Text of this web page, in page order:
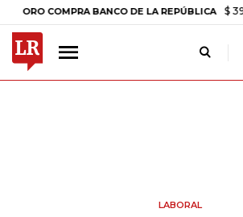
COMPRA BANCO DE LA REPÚBLICA $ 399.745,16
LABORAL